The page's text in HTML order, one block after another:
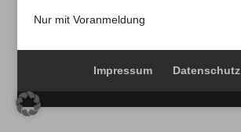
Nur mit Voranmeldung
Impressum Datenschutz